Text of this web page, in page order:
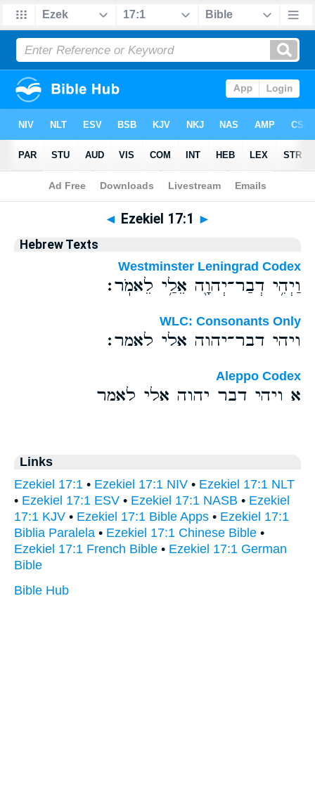
Bible>Hebrew > Ezekiel 17:1
◄ Ezekiel 17:1 ►
Hebrew Texts
Westminster Leningrad Codex
וַיְהִ֥י דְבַר־יְהוָ֖ה אֵלַ֥י לֵאמֹֽר׃
WLC: Consonants Only
ויהי דבר־יהוה אלי לאמר׃
Aleppo Codex
א ויהי דבר יהוה אלי לאמר
Links
Ezekiel 17:1 • Ezekiel 17:1 NIV • Ezekiel 17:1 NLT
• Ezekiel 17:1 ESV • Ezekiel 17:1 NASB • Ezekiel
17:1 KJV • Ezekiel 17:1 Bible Apps • Ezekiel 17:1
Biblia Paralela • Ezekiel 17:1 Chinese Bible •
Ezekiel 17:1 French Bible • Ezekiel 17:1 German
Bible
Bible Hub